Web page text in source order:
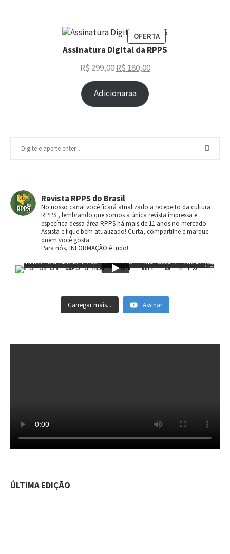
OFERTA
Assinatura Digital da RPPS
R$299,00 R$ 180,00
Adicionaraa
Revista RPPS do Brasil
No nosso canal você ficará atualizado a recepeito da cultura
RPPS , lembrando que somos a única revista impressa e
específica dessa área RPPS há mais de 11 anos no mercado.
Assista e fique bem atualizado! Curta, compartilhe e marque
quem você gosta.
Para nós, INFORMAÇÃO é tudo!
Carregar mais... Assinar
ÚLTIMA EDIÇÃO